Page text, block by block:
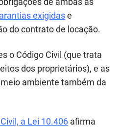
exigidase
do contrato de locação.
o Código Civil (que trata
dos proprietários), e as
ambiente também da
a Lei 10.406 afirma